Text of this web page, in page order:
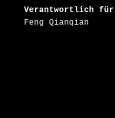
Verantwortlich für
Feng Qianqian